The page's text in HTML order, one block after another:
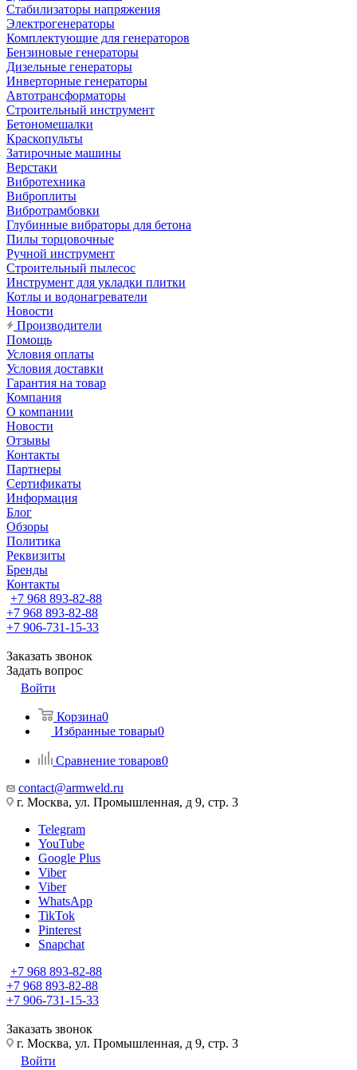
Стабилизаторы напряжения
Электрогенераторы
Комплектующие для генераторов
Бензиновые генераторы
Дизельные генераторы
Инверторные генераторы
Автотрансформаторы
Строительный инструмент
Бетономешалки
Краскопульты
Затирочные машины
Верстаки
Вибротехника
Виброплиты
Вибротрамбовки
Глубинные вибраторы для бетона
Пилы торцовочные
Ручной инструмент
Строительный пылесос
Инструмент для укладки плитки
Котлы и водонагреватели
Новости
Производители
Помощь
Условия оплаты
Условия доставки
Гарантия на товар
Компания
О компании
Новости
Отзывы
Контакты
Партнеры
Сертификаты
Информация
Блог
Обзоры
Политика
Реквизиты
Бренды
Контакты
+7 968 893-82-88
+7 968 893-82-88
+7 906-731-15-33
Заказать звонок
Задать вопрос
Войти
Корзина0
Избранные товары0
Сравнение товаров0
contact@armweld.ru
г. Москва, ул. Промышленная, д 9, стр. 3
Telegram
YouTube
Google Plus
Viber
Viber
WhatsApp
TikTok
Pinterest
Snapchat
+7 968 893-82-88
+7 968 893-82-88
+7 906-731-15-33
Заказать звонок
г. Москва, ул. Промышленная, д 9, стр. 3
Войти